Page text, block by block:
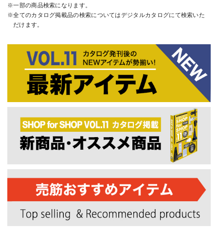
一部の商品検索になります。
全てのカタログ掲載品の検索についてはデジタルカタログにて検索いた
だけます。